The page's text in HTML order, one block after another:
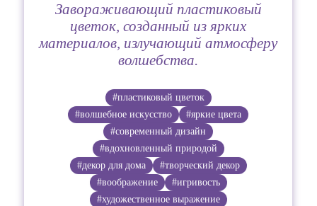
Завораживающий пластиковый
цветок, созданный из ярких
материалов, излучающий атмосферу
волшебства.
#пластиковый цветок
#волшебное искусство
#яркие цвета
#современный дизайн
#вдохновленный природой
#декор для дома
#творческий декор
#воображение
#игривость
#художественное выражение